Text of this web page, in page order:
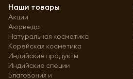
Наши товары
Акции
Аюрведа
Натуральная косметика
Корейская косметика
Индийские продукты
Индийские специи
Благовония и